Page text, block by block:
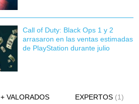
Call of Duty: Black Ops 1 y 2
arrasaron en las ventas estimadas
de PlayStation durante julio
+ VALORADOS EXPERTOS (1)